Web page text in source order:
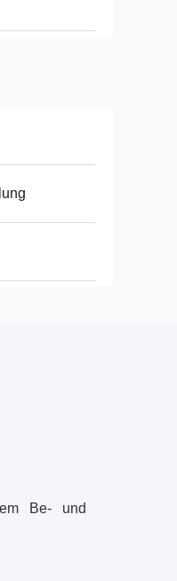
Be- und